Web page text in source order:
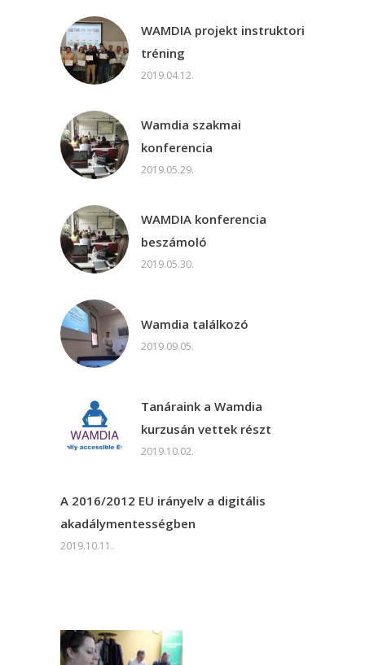
WAMDIA projekt instruktori
tréning
2019.04.12.
Wamdia szakmai
konferencia
2019.05.29.
WAMDIA konferencia
beszámoló
2019.05.30.
Wamdia találkozó
2019.09.05.
Tanáraink a Wamdia
kurzusán vettek részt
2019.10.02.
A 2016/2012 EU irányelv a digitális
akadálymentességben
2019.10.11.